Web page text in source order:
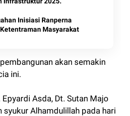
Inisiasi Ranperna
Masyarakat
akan semakin
ini.
Asda, Dt. Sutan Majo
syukur Alhamdulillah pada hari